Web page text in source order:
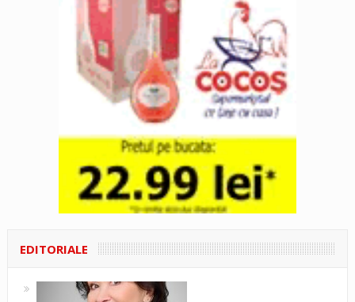
EDITORIALE